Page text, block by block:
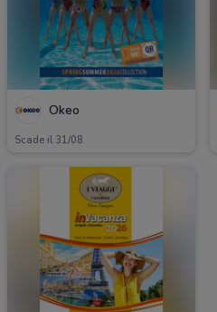
Okeo
Scade il 31/08